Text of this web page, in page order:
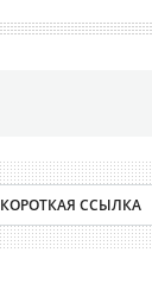
КОРОТКАЯ ССЫЛКА